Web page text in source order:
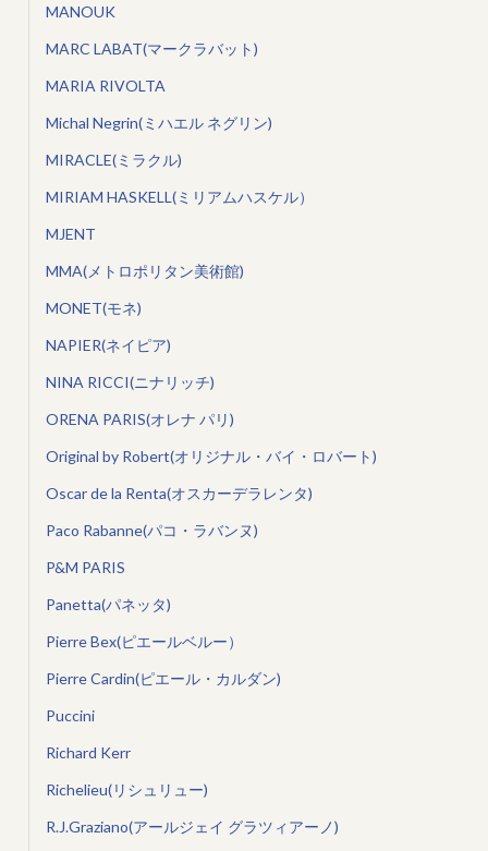
MANOUK
MARC LABAT(マークラバット)
MARIA RIVOLTA
Michal Negrin(ミハエル ネグリン)
MIRACLE(ミラクル)
MIRIAM HASKELL(ミリアムハスケル）
MJENT
MMA(メトロポリタン美術館)
MONET(モネ)
NAPIER(ネイピア)
NINA RICCI(ニナリッチ)
ORENA PARIS(オレナ パリ)
Original by Robert(オリジナル・バイ・ロバート)
Oscar de la Renta(オスカーデラレンタ)
Paco Rabanne(パコ・ラバンヌ)
P&M PARIS
Panetta(パネッタ)
Pierre Bex(ピエールベルー）
Pierre Cardin(ピエール・カルダン)
Puccini
Richard Kerr
Richelieu(リシュリュー)
R.J.Graziano(アールジェイ グラツィアーノ)